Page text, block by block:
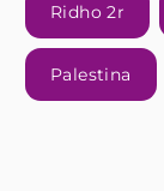
Ridho 2r
Palestina